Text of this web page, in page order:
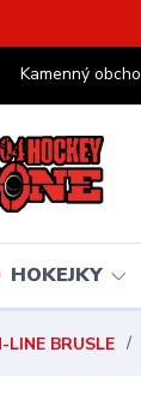
Kamenný
HOKEJKY
LINE BRUSLE